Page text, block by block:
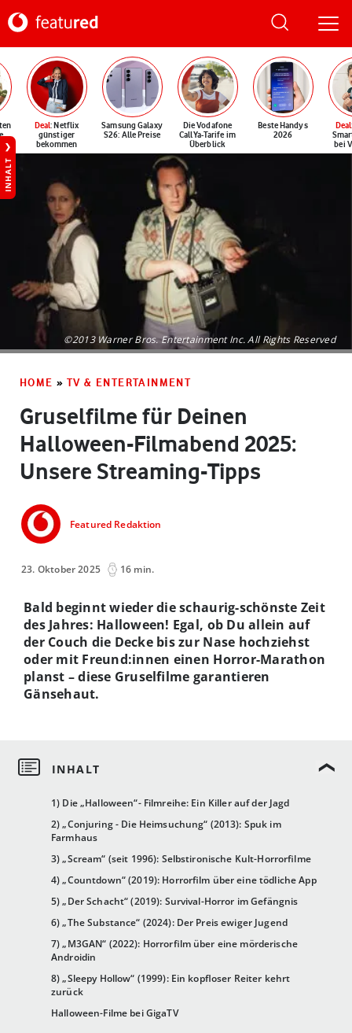
Deal: Netflix
günstiger
bekommen
Samsung Galaxy
S26: Alle Preise
Die Vodafone
CallYa-Tarife im
Überblick
Beste Handys
2026
Deal
bei
INHALT
©2013 Warner Bros. Entertainment Inc. All Rights Reserved
HOME » TV & ENTERTAINMENT
Gruselfilme für Deinen
Halloween-Filmabend 2025:
Unsere Streaming-Tipps
Featured Redaktion
23. Oktober 2025 16 min.
1) Die „Halloween“- Filmreihe: Ein Killer auf der Jagd
2) „Conjuring - Die Heimsuchung“ (2013): Spuk im
Farmhaus
3) „Scream“ (seit 1996): Selbstironische Kult-Horrorfilme
4) „Countdown“ (2019): Horrorfilm über eine tödliche App
5) „Der Schacht“ (2019): Survival-Horror im Gefängnis
6) „The Substance“ (2024): Der Preis ewiger Jugend
7) „M3GAN“ (2022): Horrorfilm über eine mörderische
Androidin
8) „Sleepy Hollow“ (1999): Ein kopfloser Reiter kehrt
zurück
Halloween-Filme bei GigaTV
Bald beginnt wieder die schaurig-schönste Zeit
des Jahres: Halloween! Egal, ob Du allein auf
der Couch die Decke bis zur Nase hochziehst
oder mit Freund:innen einen Horror-Marathon
planst – diese Gruselfilme garantieren
Gänsehaut.